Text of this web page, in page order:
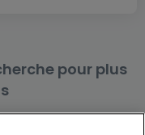
pour plus